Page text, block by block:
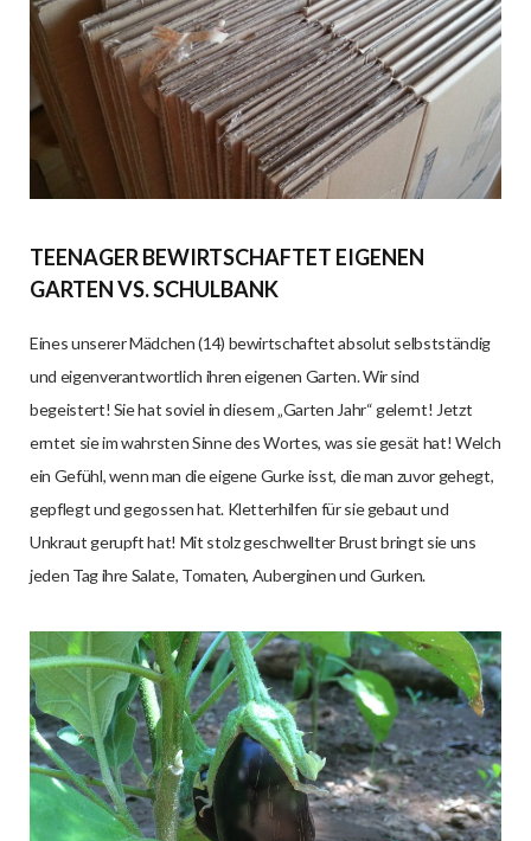
TEENAGER BEWIRTSCHAFTET EIGENEN
GARTEN VS. SCHULBANK
Eines unserer Mädchen (14) bewirtschaftet absolut selbstständig
und eigenverantwortlich ihren eigenen Garten. Wir sind
begeistert! Sie hat soviel in diesem „Garten Jahr“ gelernt! Jetzt
erntet sie im wahrsten Sinne des Wortes, was sie gesät hat! Welch
ein Gefühl, wenn man die eigene Gurke isst, die man zuvor gehegt,
gepflegt und gegossen hat. Kletterhilfen für sie gebaut und
Unkraut gerupft hat! Mit stolz geschwellter Brust bringt sie uns
jeden Tag ihre Salate, Tomaten, Auberginen und Gurken.